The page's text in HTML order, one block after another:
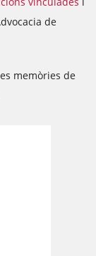
de
memòries de